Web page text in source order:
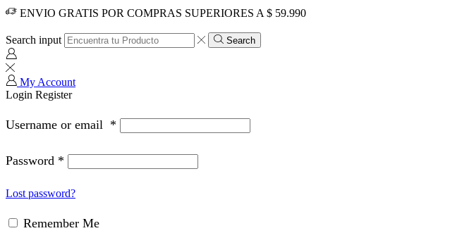
ENVIO GRATIS POR COMPRAS SUPERIORES A $ 59.990
Search input Search
My Account
Login Register
Username or email *
Password *
Lost password?
Remember Me